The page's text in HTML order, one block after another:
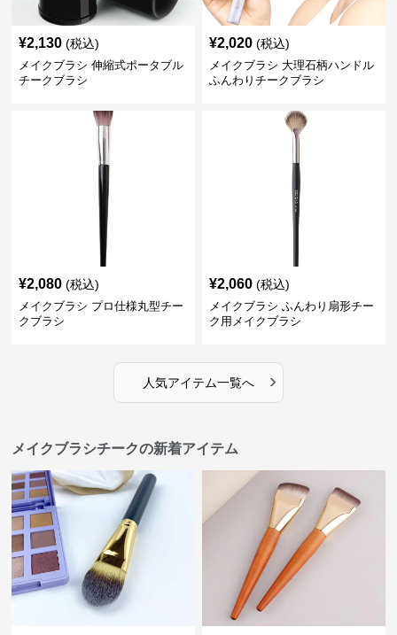
¥2,130 (税込)
メイクブラシ 伸縮式ポータブル
チークブラシ
¥2,020 (税込)
メイクブラシ 大理石柄ハンドル
ふんわりチークブラシ
¥2,080 (税込)
メイクブラシ プロ仕様丸型チー
クブラシ
¥2,060 (税込)
メイクブラシ ふんわり扇形チー
ク用メイクブラシ
人気アイテム一覧へ ›
メイクブラシチークの新着アイテム